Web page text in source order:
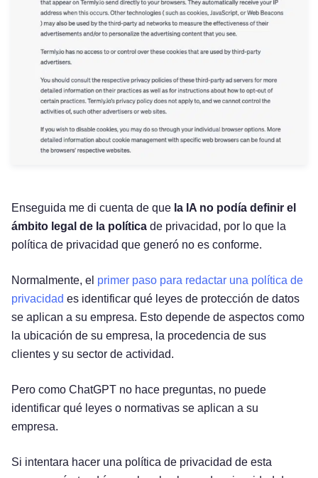
Enseguida me di cuenta de que la IA no podía definir el
ámbito legal de la política de privacidad, por lo que la
política de privacidad que generó no es conforme.
Normalmente, el primer paso para redactar una política de
privacidad es identificar qué leyes de protección de datos
se aplican a su empresa. Esto depende de aspectos como
la ubicación de su empresa, la procedencia de sus
clientes y su sector de actividad.
Pero como ChatGPT no hace preguntas, no puede
identificar qué leyes o normativas se aplican a su
empresa.
Si intentara hacer una política de privacidad de esta